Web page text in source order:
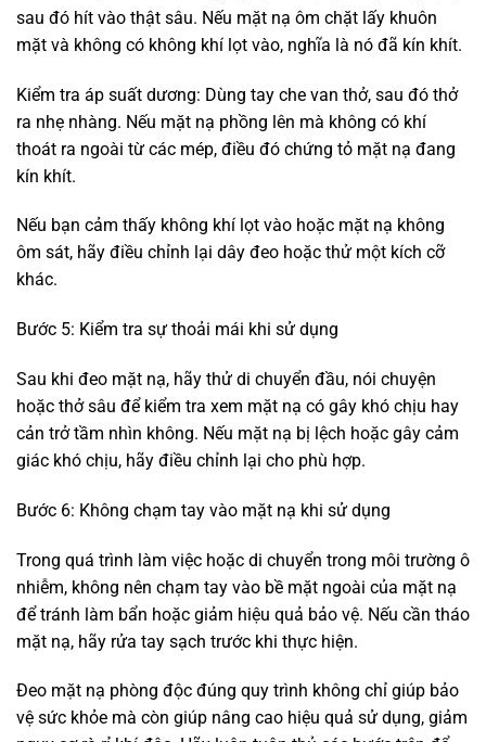
sau đó hít vào thật sâu. Nếu mặt nạ ôm chặt lấy khuôn
mặt và không có không khí lọt vào, nghĩa là nó đã kín khít.
Kiểm tra áp suất dương: Dùng tay che van thở, sau đó thở
ra nhẹ nhàng. Nếu mặt nạ phồng lên mà không có khí
thoát ra ngoài từ các mép, điều đó chứng tỏ mặt nạ đang
kín khít.
Nếu bạn cảm thấy không khí lọt vào hoặc mặt nạ không
ôm sát, hãy điều chỉnh lại dây đeo hoặc thử một kích cỡ
khác.
Bước 5: Kiểm tra sự thoải mái khi sử dụng
Sau khi đeo mặt nạ, hãy thử di chuyển đầu, nói chuyện
hoặc thở sâu để kiểm tra xem mặt nạ có gây khó chịu hay
cản trở tầm nhìn không. Nếu mặt nạ bị lệch hoặc gây cảm
giác khó chịu, hãy điều chỉnh lại cho phù hợp.
Bước 6: Không chạm tay vào mặt nạ khi sử dụng
Trong quá trình làm việc hoặc di chuyển trong môi trường ô
nhiễm, không nên chạm tay vào bề mặt ngoài của mặt nạ
để tránh làm bẩn hoặc giảm hiệu quả bảo vệ. Nếu cần tháo
mặt nạ, hãy rửa tay sạch trước khi thực hiện.
Đeo mặt nạ phòng độc đúng quy trình không chỉ giúp bảo
vệ sức khỏe mà còn giúp nâng cao hiệu quả sử dụng, giảm